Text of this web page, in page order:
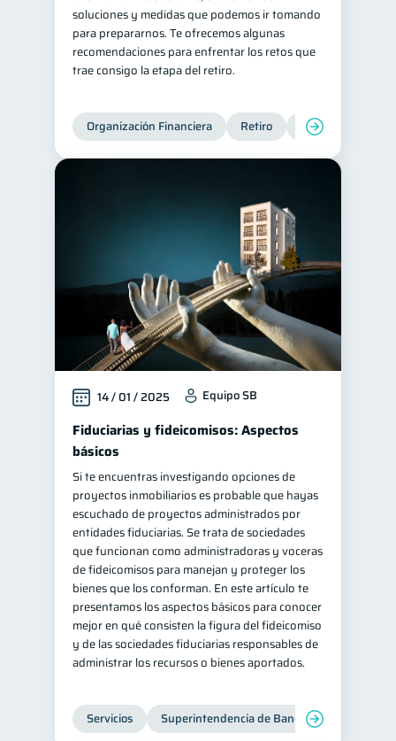
soluciones y medidas que podemos ir tomando
para prepararnos. Te ofrecemos algunas
recomendaciones para enfrentar los retos que
trae consigo la etapa del retiro.
Organización Financiera Retiro Cuenta
14 / 01 / 2025 Equipo SB
Fiduciarias y fideicomisos: Aspectos
básicos
Si te encuentras investigando opciones de
proyectos inmobiliarios es probable que hayas
escuchado de proyectos administrados por
entidades fiduciarias. Se trata de sociedades
que funcionan como administradoras y voceras
de fideicomisos para manejan y proteger los
bienes que los conforman. En este artículo te
presentamos los aspectos básicos para conocer
mejor en qué consisten la figura del fideicomiso
y de las sociedades fiduciarias responsables de
administrar los recursos o bienes aportados.
Servicios Superintendencia de Bancos